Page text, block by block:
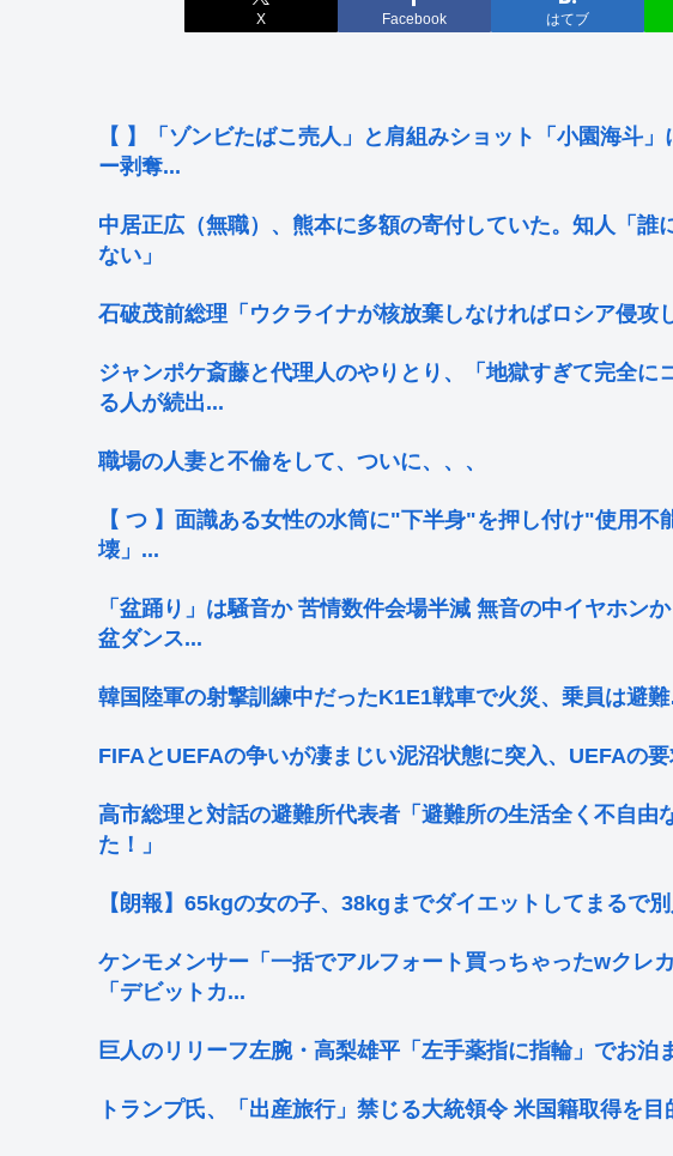
X Facebook はてブ
【 】「ゾンビたばこ売人」と肩組みショット「小園海斗
ー剥奪...
中居正広（無職）、熊本に多額の寄付していた。知人「誰
ない」
石破茂前総理「ウクライナが核放棄しなければロシア侵攻
ジャンポケ斎藤と代理人のやりとり、「地獄すぎて完全
る人が続出...
職場の人妻と不倫をして、ついに、、、
【 つ 】面識ある女性の水筒に"下半身"を押し付け"使用
壊」...
「盆踊り」は騒音か 苦情数件会場半減 無音の中イヤホン
盆ダンス...
韓国陸軍の射撃訓練中だったK1E1戦車で火災、乗員は避
FIFAとUEFAの争いが凄まじい泥沼状態に突入、UEFAの
高市総理と対話の避難所代表者「避難所の生活全く不自由
た！」
【朗報】65kgの女の子、38kgまでダイエットしてまるで
ケンモメンサー「一括でアルフォート買っちゃったwクレ
「デビットカ...
巨人のリリーフ左腕・高梨雄平「左手薬指に指輪」でお泊
トランプ氏、「出産旅行」禁じる大統領令 米国籍取得を